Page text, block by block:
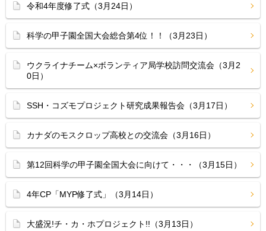
令和4年度修了式（3月24日）
科学の甲子園全国大会総合第4位！！（3月23日）
ウクライナチーム×ボランティア局学校訪問交流会（3月2
0日）
SSH・コズモプロジェクト研究成果報告会（3月17日）
カナダのモスクロップ高校との交流会（3月16日）
第12回科学の甲子園全国大会に向けて・・・（3月15日）
4年CP「MYP修了式」（3月14日）
大盛況!チ・カ・ホプロジェクト!!（3月13日）